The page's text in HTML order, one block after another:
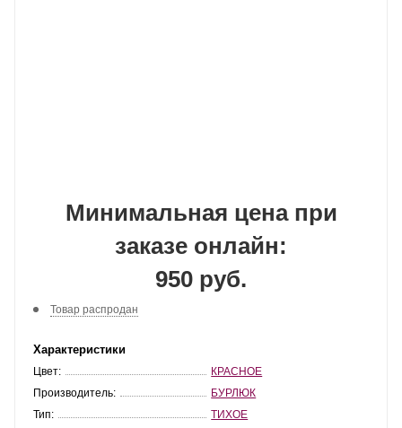
Минимальная цена при
заказе онлайн:
950 руб.
Товар распродан
Характеристики
Цвет:
КРАСНОЕ
Производитель:
БУРЛЮК
Тип:
ТИХОЕ